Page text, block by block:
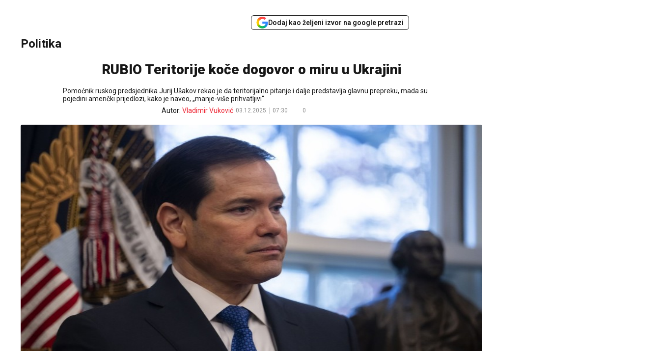
Dodaj kao željeni izvor na google pretrazi
Politika
RUBIO Teritorije koče dogovor o miru u Ukrajini
Pomoćnik ruskog predsjednika Jurij Ušakov rekao je da teritorijalno pitanje i dalje predstavlja glavnu prepreku, mada su
pojedini američki prijedlozi, kako je naveo, „manje-više prihvatljivi“
Autor: Vladimir Vuković 03.12.2025. 07:30 0